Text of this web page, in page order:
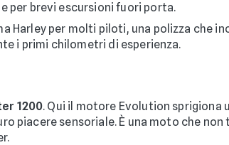
per brevi escursioni fuori porta.
Harley per molti piloti, una polizza che
i primi chilometri di esperienza.
1200. Qui il motore Evolution sprigiona
piacere sensoriale. È una moto che